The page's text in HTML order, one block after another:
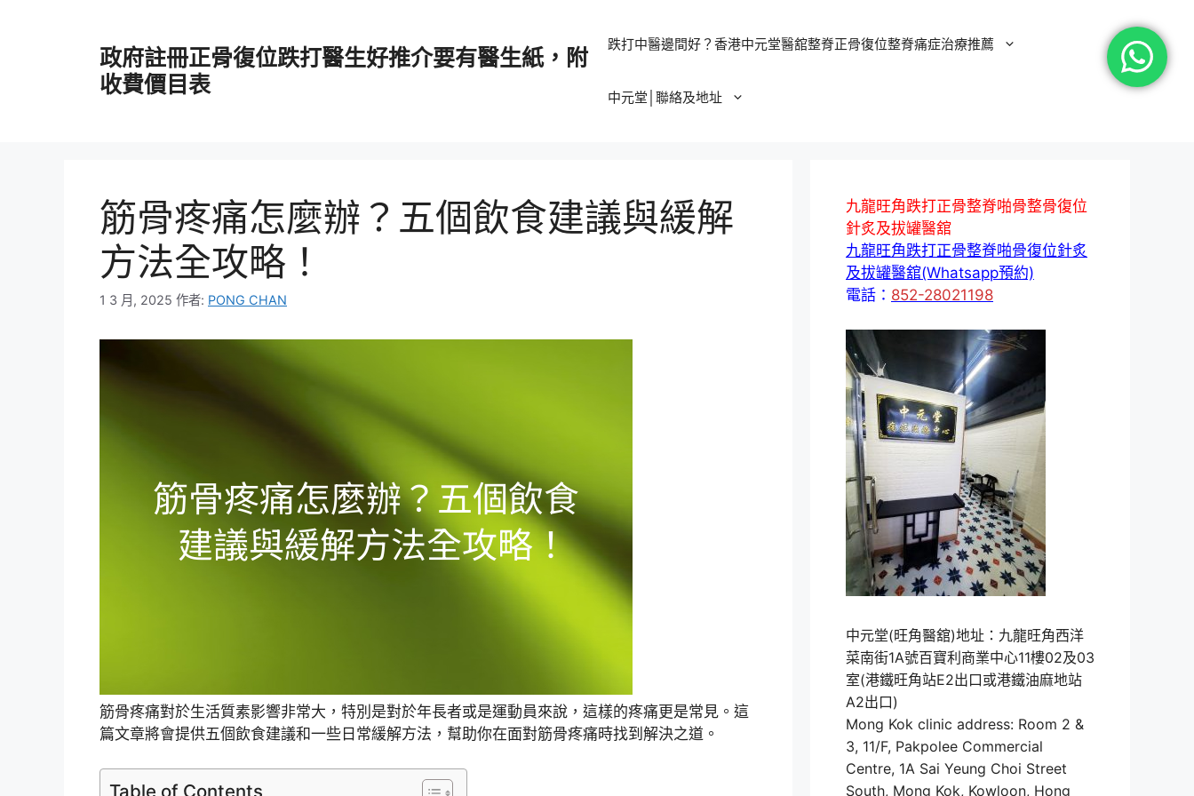
政府註冊正骨復位跌打醫生好推介要有醫生紙，附
收費價目表
跌打中醫邊間好？香港中元堂醫舘整脊正骨復位整脊痛症治療推薦
中元堂│聯絡及地址
筋骨疼痛怎麼辦？五個飲食建議與緩解
方法全攻略！
1 3 月, 2025 作者: PONG CHAN
筋骨疼痛對於生活質素影響非常大，特別是對於年長者或是運動員來說，這樣的疼痛更是常見。這
篇文章將會提供五個飲食建議和一些日常緩解方法，幫助你在面對筋骨疼痛時找到解決之道。
Table of Contents
九龍旺角跌打正骨整脊啪骨整骨復位
針炙及拔罐醫舘
九龍旺角跌打正骨整脊啪骨復位針炙
及拔罐醫舘(Whatsapp預約)
電話： 852-28021198
中元堂(旺角醫舘)地址：九龍旺角西洋
菜南街1A號百寶利商業中心11樓02及03
室(港鐵旺角站E2出口或港鐵油麻地站
A2出口)
Mong Kok clinic address: Room 2 &
3, 11/F, Pakpolee Commercial
Centre, 1A Sai Yeung Choi Street
South, Mong Kok, Kowloon, Hong